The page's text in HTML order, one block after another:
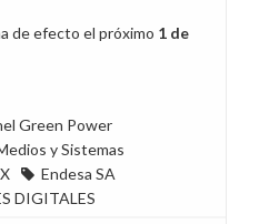
de efecto el próximo 1 de
Green Power
y Sistemas
Endesa SA
DIGITALES